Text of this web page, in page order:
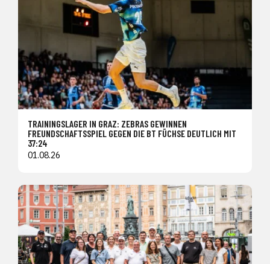
TRAININGSLAGER IN GRAZ: ZEBRAS GEWINNEN
FREUNDSCHAFTSSPIEL GEGEN DIE BT FÜCHSE DEUTLICH MIT
37:24
01.08.26